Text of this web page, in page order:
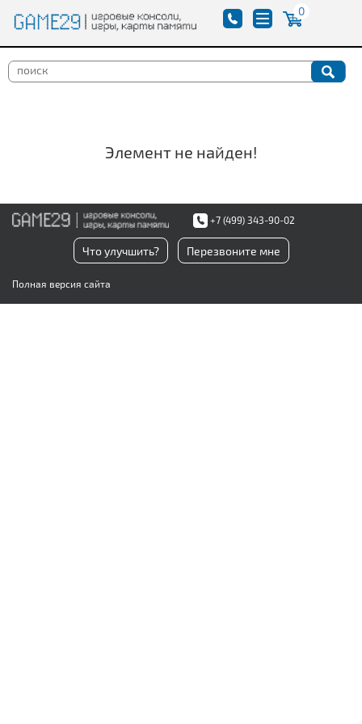
0
Элемент не найден!
+7 (499) 343-90-02
Что улучшить? Перезвоните мне
Полная версия сайта